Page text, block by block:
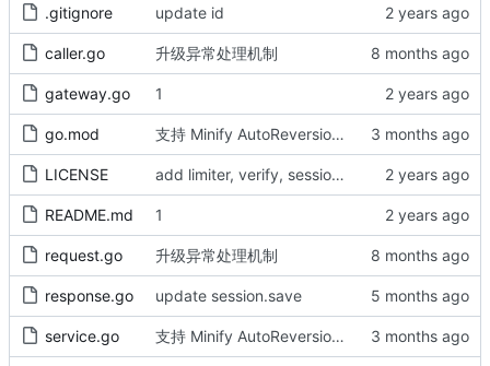
.gitignore update id
caller.go 升级异常处理机制
gateway.go 1
go.mod 支持 Minify AutoReversion 等
LICENSE add limiter, verify, session, websocket ...
README.md 1
request.go 升级异常处理机制
response.go update session.save
service.go 支持 Minify AutoReversion 等